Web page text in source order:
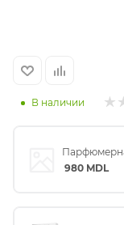
сертификат
В наличии
980 MDL